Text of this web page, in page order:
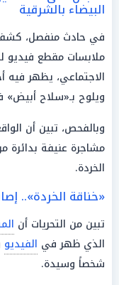
البيضاء بالشرقية
في حادث منفصل، كشفت
ملابسات مقطع فيديو
الاجتماعي، يظهر
ويلوح بـ«سلاح
مشاجرة عنيفة بدائرة
الخردة.
«خناقة الخردة»..
تبين من التحريات أن
الذي ظهر في الفيديو
شخصاً وسيدة.